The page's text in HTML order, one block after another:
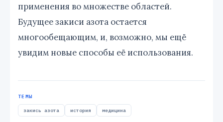
применения во множестве областей.
Будущее закиси азота остается
многообещающим, и, возможно, мы ещё
увидим новые способы её использования.
ТЕМЫ
закись азота история медицина